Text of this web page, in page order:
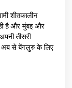
शीतकालीन
है और मुंबइ और
तीसरी
अब से बेंगलुरु के लिए